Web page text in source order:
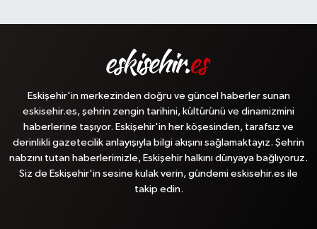
Eskişehir'in merkezinden doğru ve güncel haberler sunan
eskisehir.es, şehrin zengin tarihini, kültürünü ve dinamizmini
haberlerine taşıyor. Eskişehir'in her köşesinden, tarafsız ve
derinlikli gazetecilik anlayışıyla bilgi akışını sağlamaktayız. Şehrin
nabzını tutan haberlerimizle, Eskişehir halkını dünyaya bağlıyoruz.
Siz de Eskişehir'in sesine kulak verin, gündemi eskisehir.es ile
takip edin.